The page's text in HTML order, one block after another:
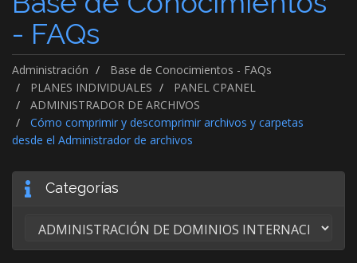
de
- FAQs
Administración
Base de Conocimientos - FAQs
PLANES INDIVIDUALES
PANEL CPANEL
ADMINISTRADOR DE ARCHIVOS
Cómo comprimir y descomprimir archivos y carpetas
desde el Administrador de archivos
Categorías